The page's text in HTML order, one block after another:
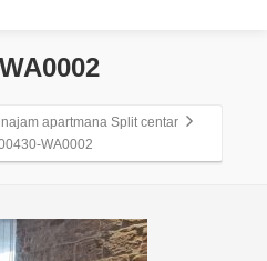
apartmana Split centar
WA0002